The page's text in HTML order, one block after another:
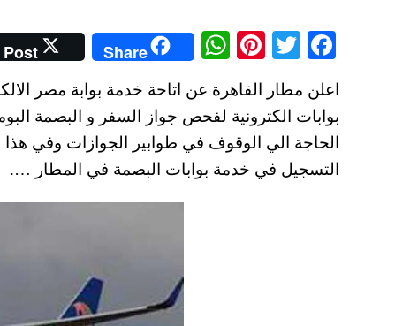
Fa
ce
bo
ok
T
wi
tte
r
Pi
er
es
t
W
ha
ts
A
pp
Share
Post
اعلن مطار القاهرة عن اتاحة خدمة بوابة مصر
الحاجة الي الوقوف في طوابير الجوازات
التسجيل في خدمة بوابات البصمة في المطار ….